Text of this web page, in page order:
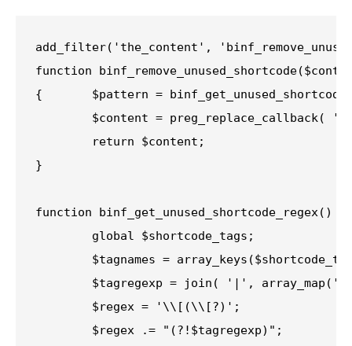
add_filter('the_content',
function
{	$pattern = binf_get_unused_shortcode_regex();
}
function binf_get_unused_shortcode_regex() {